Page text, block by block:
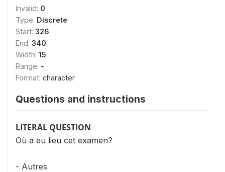
Invalid: 0
Type: Discrete
Start: 326
End: 340
Width: 15
Range: -
Format: character
Questions and instructions
LITERAL QUESTION
Où a eu lieu cet examen?
- Autres